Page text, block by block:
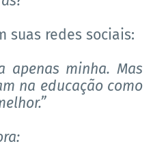
suas redes sociais:
apenas minha. Mas
na educação como